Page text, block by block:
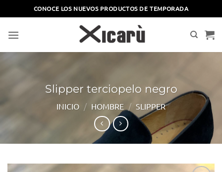
al
contenido
CONOCE LOS NUEVOS PRODUCTOS DE TEMPORADA
Slipper terciopelo negro
INICIO / HOMBRE / SLIPPER